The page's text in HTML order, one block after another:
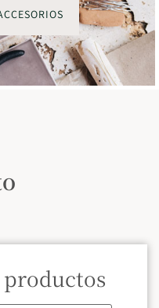
productos